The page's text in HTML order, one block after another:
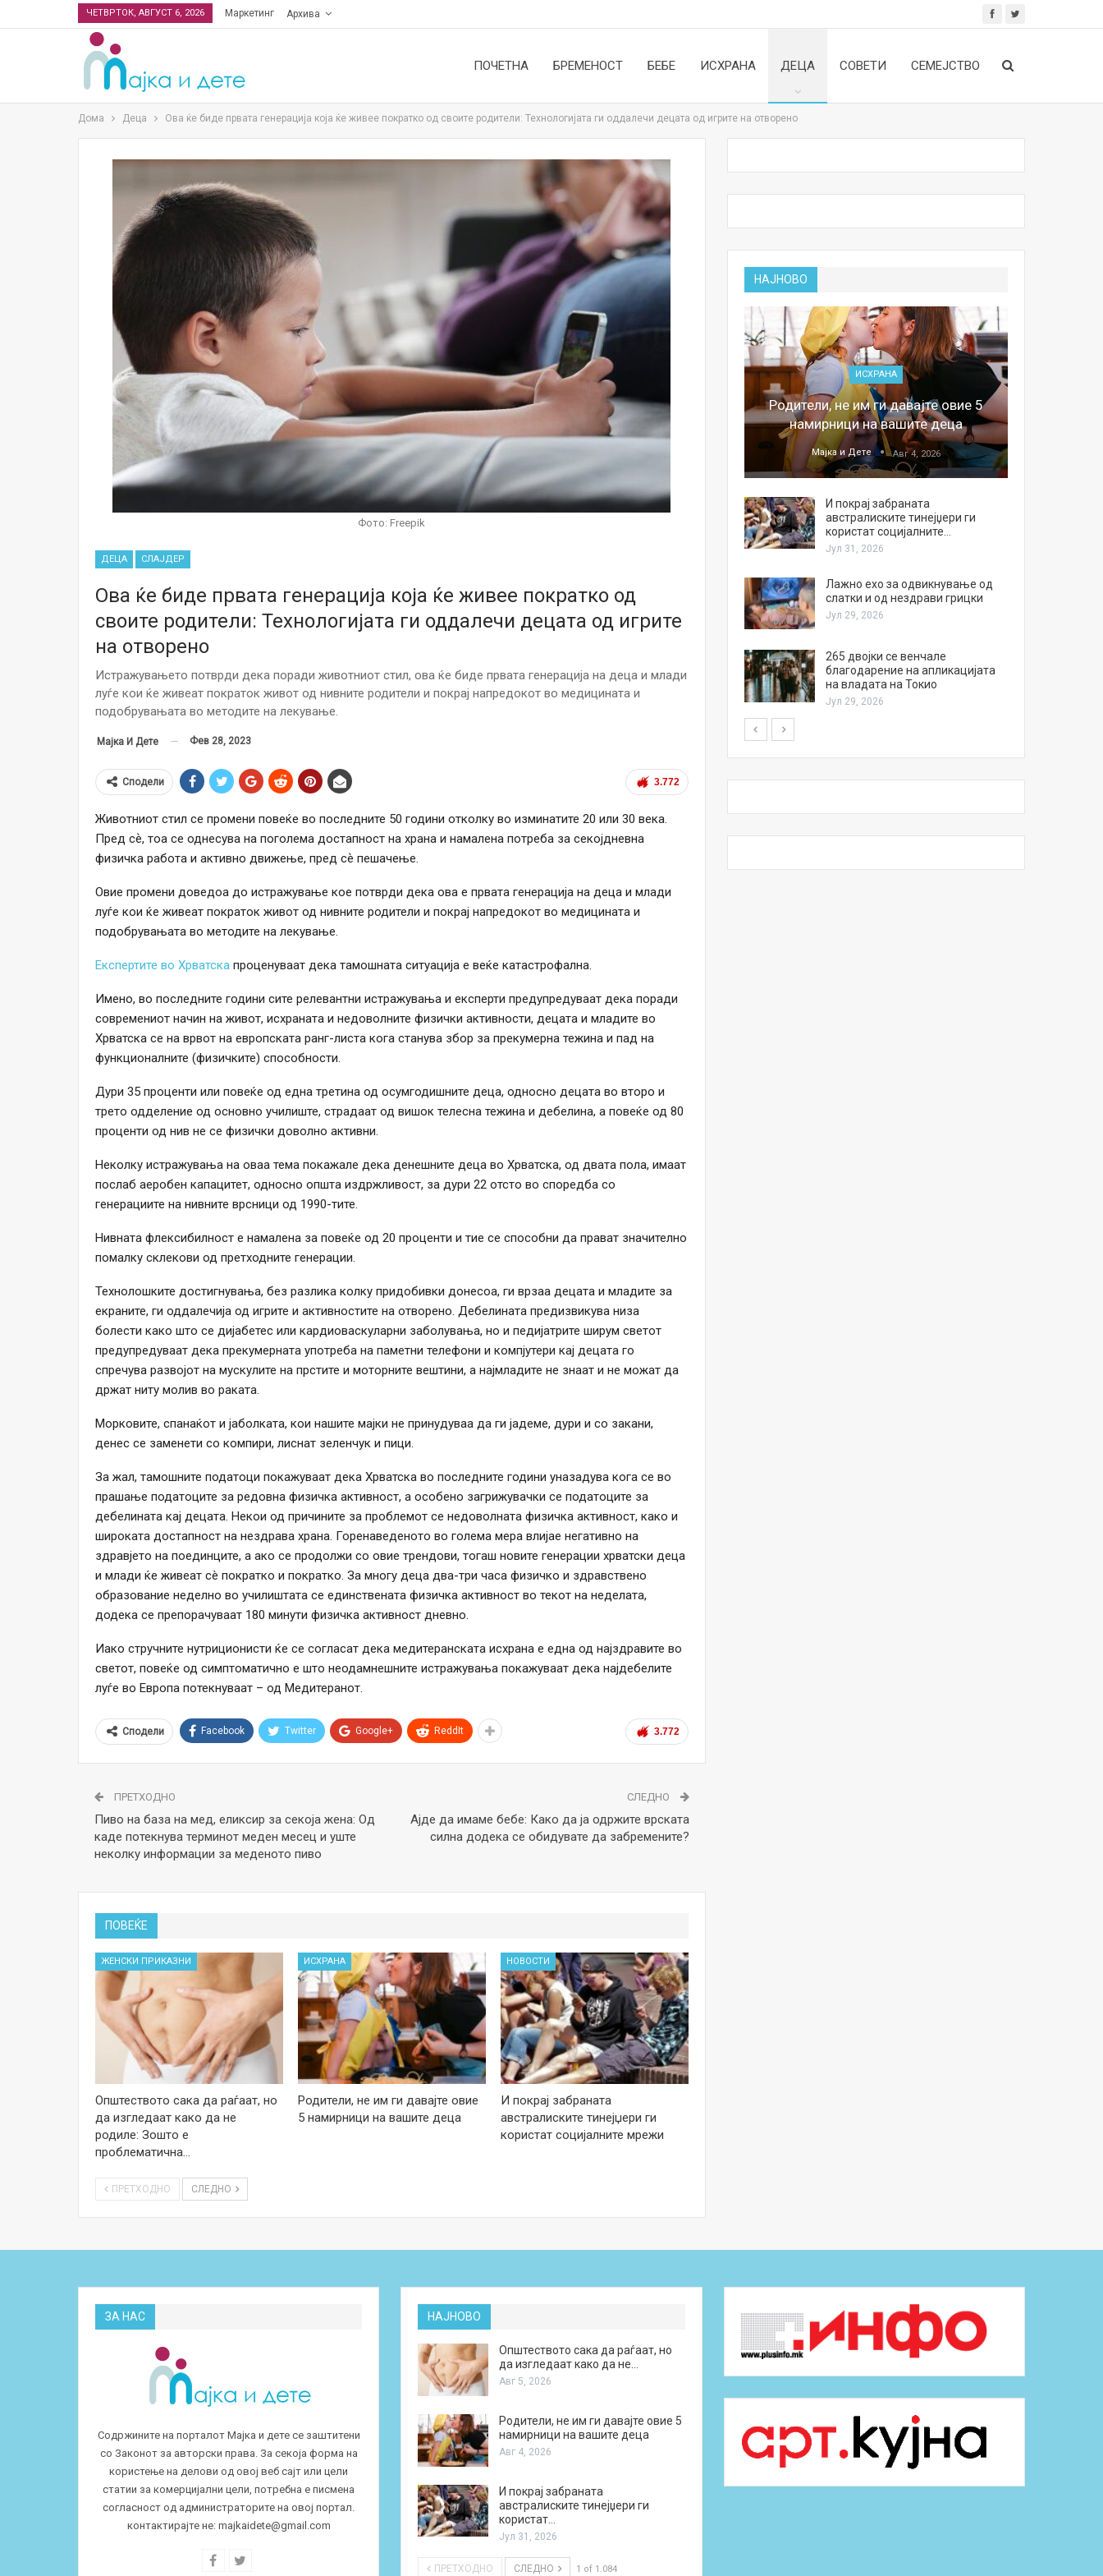
ЧЕТВРТОК, АВГУСТ 6, 2026 Маркетинг Архива
ПОЧЕТНА БРЕМЕНОСТ БЕБЕ ИСХРАНА ДЕЦА СОВЕТИ СЕМЕЈСТВО
Дома Деца Ова ќе биде првата генерација која ќе живее пократко од своите родители: Технологијата ги оддалечи децата од игрите на отворено
Фото: Freepik
ДЕЦА СЛАЈДЕР
Ова ќе биде првата генерација која ќе живее пократко од
своите родители: Технологијата ги оддалечи децата од игрите
на отворено
Истражувањето потврди дека поради животниот стил, ова ќе биде првата генерација на деца и млади
луѓе кои ќе живеат пократок живот од нивните родители и покрај напредокот во медицината и
подобрувањата во методите на лекување.
Мајка И Дете Фев 28, 2023
3.772
Сподели
Животниот стил се промени повеќе во последните 50 години отколку во изминатите 20 или 30 века.
Пред сѐ, тоа се однесува на поголема достапност на храна и намалена потреба за секојдневна
физичка работа и активно движење, пред сѐ пешачење.
Овие промени доведоа до истражување кое потврди дека ова е првата генерација на деца и млади
луѓе кои ќе живеат пократок живот од нивните родители и покрај напредокот во медицината и
подобрувањата во методите на лекување.
Експертите во Хрватска проценуваат дека тамошната ситуација е веќе катастрофална.
Имено, во последните години сите релевантни истражувања и експерти предупредуваат дека поради
современиот начин на живот, исхраната и недоволните физички активности, децата и младите во
Хрватска се на врвот на европската ранг-листа кога станува збор за прекумерна тежина и пад на
функционалните (физичките) способности.
Дури 35 проценти или повеќе од една третина од осумгодишните деца, односно децата во второ и
трето одделение од основно училиште, страдаат од вишок телесна тежина и дебелина, а повеќе од 80
проценти од нив не се физички доволно активни.
Неколку истражувања на оваа тема покажале дека денешните деца во Хрватска, од двата пола, имаат
послаб аеробен капацитет, односно општа издржливост, за дури 22 отсто во споредба со
генерациите на нивните врсници од 1990-тите.
Нивната флексибилност е намалена за повеќе од 20 проценти и тие се способни да прават значително
помалку склекови од претходните генерации.
Технолошките достигнувања, без разлика колку придобивки донесоа, ги врзаа децата и младите за
екраните, ги оддалечија од игрите и активностите на отворено. Дебелината предизвикува низа
болести како што се дијабетес или кардиоваскуларни заболувања, но и педијатрите ширум светот
предупредуваат дека прекумерната употреба на паметни телефони и компјутери кај децата го
спречува развојот на мускулите на прстите и моторните вештини, а најмладите не знаат и не можат да
држат ниту молив во раката.
Морковите, спанаќот и јаболката, кои нашите мајки не принудуваа да ги јадеме, дури и со закани,
денес се заменети со компири, лиснат зеленчук и пици.
За жал, тамошните податоци покажуваат дека Хрватска во последните години уназадува кога се во
прашање податоците за редовна физичка активност, а особено загрижувачки се податоците за
дебелината кај децата. Некои од причините за проблемот се недоволната физичка активност, како и
широката достапност на нездрава храна. Горенаведеното во голема мера влијае негативно на
здравјето на поединците, а ако се продолжи со овие трендови, тогаш новите генерации хрватски деца
и млади ќе живеат сè пократко и пократко. За многу деца два-три часа физичко и здравствено
образование неделно во училиштата се единствената физичка активност во текот на неделата,
додека се препорачуваат 180 минути физичка активност дневно.
Иако стручните нутриционисти ќе се согласат дека медитеранската исхрана е една од најздравите во
светот, повеќе од симптоматично е што неодамнешните истражувања покажуваат дека најдебелите
луѓе во Европа потекнуваат – од Медитеранот.
3.772
Сподели Facebook Twitter Google+ ReddIt
ПРЕТХОДНО
Пиво на база на мед, еликсир за секоја жена: Од
каде потекнува терминот меден месец и уште
неколку информации за меденото пиво
СЛЕДНО
Ајде да имаме бебе: Како да ја одржите врската
силна додека се обидувате да забремените?
ПОВЕЌЕ
ЖЕНСКИ ПРИКАЗНИ
Општеството сака да раѓаат, но
да изгледаат како да не
родиле: Зошто е
проблематична…
ИСХРАНА
Родители, не им ги давајте овие
5 намирници на вашите деца
НОВОСТИ
И покрај забраната
австралиските тинејџери ги
користат социјалните мрежи
ПРЕТХОДНО СЛЕДНО
НАЈНОВО
НОВОСТИ
Малолетниците ќе бидат офлајн до
15-тата година: Франција воведе
забрана за…
Нов тест од крвта би можел да го
идентични ќерки: Чудо што се
Јул 21, 2026
завршила на Итна помош по
свадбата на…
ИСХРАНА
Родители, не им ги давајте овие 5
намирници на вашите деца
Мајка и Дете Авг 4, 2026
И покрај забраната
австралиските тинејџери ги
користат социјалните…
Јул 31, 2026
Лажно ехо за одвикнување од
слатки и од нездрави грицки
Јул 29, 2026
265 двојки се венчале
благодарение на апликацијата
на владата на Токио
Јул 29, 2026
ЗА НАС
Содржините на порталот Мајка и дете се заштитени
со Законот за авторски права. За секоја форма на
користење на делови од овој веб сајт или цели
статии за комерцијални цели, потребна е писмена
согласност од администраторите на овој портал.
контактирајте не: majkaidete@gmail.com
НАЈНОВО
Општеството сака да раѓаат, но
да изгледаат како да не…
Авг 5, 2026
Родители, не им ги давајте овие 5
намирници на вашите деца
Авг 4, 2026
И покрај забраната
австралиските тинејџери ги
користат…
Јул 31, 2026
ПРЕТХОДНО СЛЕДНО 1 of 1.084